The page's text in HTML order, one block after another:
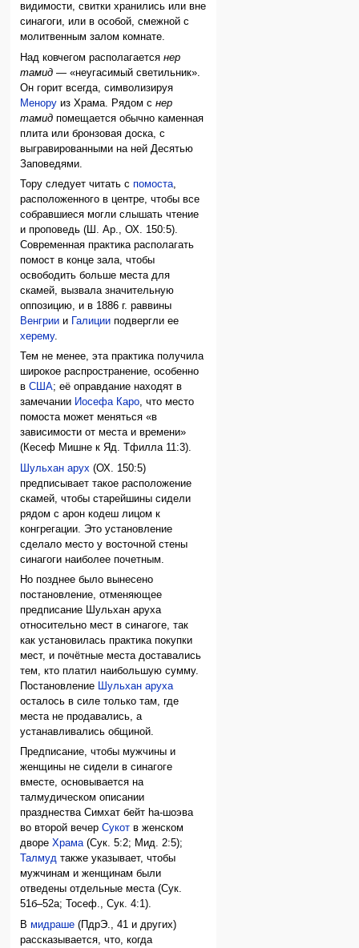
видимости, свитки хранились или вне
синагоги, или в особой, смежной с
молитвенным залом комнате.
Над ковчегом располагаетсянер
тамид — «неугасимый светильник».
Он горит всегда, символизируя
Менору из Храма. Рядом снер
тамид помещается обычно каменная
плита или бронзовая доска, с
выгравированными на ней Десятью
Заповедями.
Тору следует читать спомоста,
расположенного в центре, чтобы все
собравшиеся могли слышать чтение
и проповедь (Ш. Ар., ОХ. 150:5).
Современная практика располагать
помост в конце зала, чтобы
освободить больше места для
скамей, вызвала значительную
оппозицию, и в 1886 г. раввины
Венгрии и Галиции подвергли ее
херему.
Тем не менее, эта практика получила
широкое распространение, особенно
вСША; её оправдание находят в
замечании Иосефа Каро, что место
помоста может меняться «в
зависимости от места и времени»
(Кесеф Мишне к Яд. Тфилла 11:3).
Шульхан арух (ОХ. 150:5)
предписывает такое расположение
скамей, чтобы старейшины сидели
рядом с арон кодеш лицом к
конгрегации. Это установление
сделало место у восточной стены
синагоги наиболее почетным.
Но позднее было вынесено
постановление, отменяющее
предписание Шульхан аруха
относительно мест в синагоге, так
как установилась практика покупки
мест, и почётные места доставались
тем, кто платил наибольшую сумму.
Постановление Шульхан аруха
осталось в силе только там, где
места не продавались, а
устанавливались общиной.
Предписание, чтобы мужчины и
женщины не сидели в синагоге
вместе, основывается на
талмудическом описании
празднества Симхат бейт hа-шоэва
во второй вечерСукот в женском
двореХрама(Сук. 5:2; Мид. 2:5);
Талмуд также указывает, чтобы
мужчинам и женщинам были
отведены отдельные места (Сук.
51б–52а; Тосеф., Сук. 4:1).
Вмидраше (ПдрЭ., 41 и других)
рассказывается, что, когда